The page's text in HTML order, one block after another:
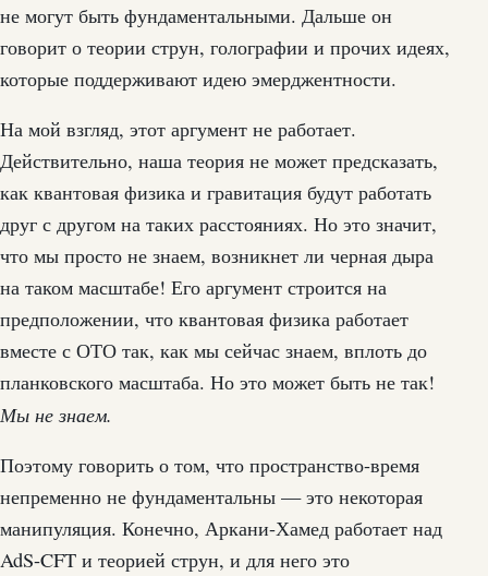
не могут быть фундаментальными. Дальше он
говорит о теории струн, голографии и прочих идеях,
которые поддерживают идею эмерджентности.
На мой взгляд, этот аргумент не работает.
Действительно, наша теория не может предсказать,
как квантовая физика и гравитация будут работать
друг с другом на таких расстояниях. Но это значит,
что мы просто не знаем, возникнет ли черная дыра
на таком масштабе! Его аргумент строится на
предположении, что квантовая физика работает
вместе с ОТО так, как мы сейчас знаем, вплоть до
планковского масштаба. Но это может быть не так!
Мы не знаем.
Поэтому говорить о том, что пространство-время
непременно не фундаментальны — это некоторая
манипуляция. Конечно, Аркани-Хамед работает над
AdS-CFT и теорией струн, и для него это